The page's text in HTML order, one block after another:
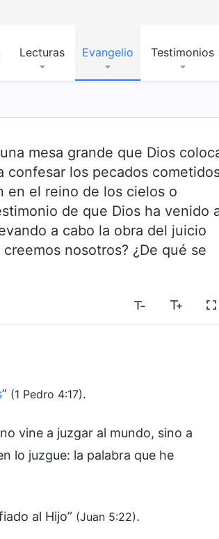
Lecturas Evangelio Testimonios
mesa grande que Dios
confesar los pecados
en el reino de los cielos o
de que Dios ha venido
a cabo la obra del juicio
nosotros? ¿De qué se
” (1 Pedro 4:17).
vine a juzgar al mundo, sino a
lo juzgue: la palabra que he
al Hijo” (Juan 5:22).